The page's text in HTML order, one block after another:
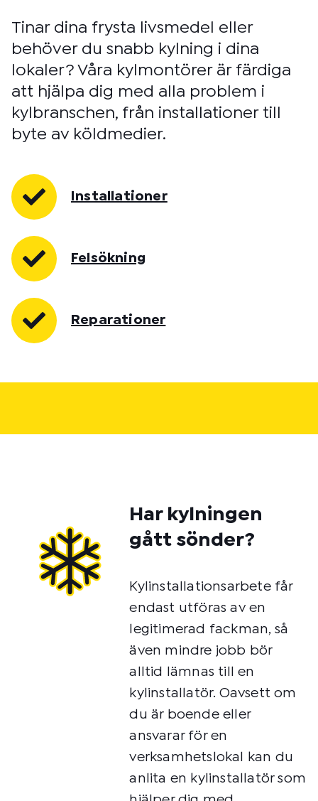
Tinar dina frysta livsmedel eller
behöver du snabb kylning i dina
lokaler? Våra kylmontörer är färdiga
att hjälpa dig med alla problem i
kylbranschen, från installationer till
byte av köldmedier.
Installationer
Felsökning
Reparationer
Har kylningen
gått sönder?
Kylinstallationsarbete får
endast utföras av en
legitimerad fackman, så
även mindre jobb bör
alltid lämnas till en
kylinstallatör. Oavsett om
du är boende eller
ansvarar för en
verksamhetslokal kan du
anlita en kylinstallatör som